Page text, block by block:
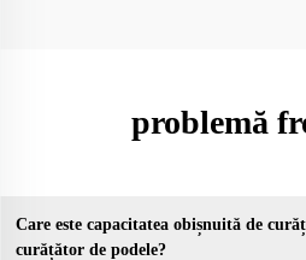
problemă
Care este capacitatea obișnuită de
curățător de podele?